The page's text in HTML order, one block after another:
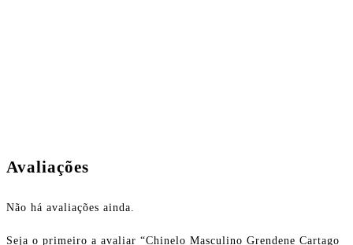
Avaliações
Não há avaliações ainda.
Seja o primeiro a avaliar “Chinelo Masculino Grendene Cartago